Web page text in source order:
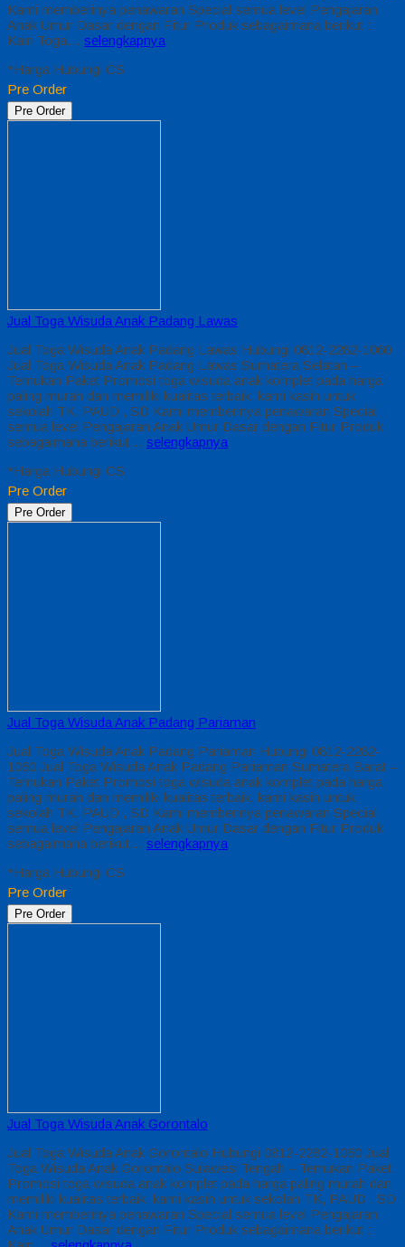
Kami memberinya penawaran Special semua level Pengajaran
Anak Umur Dasar dengan Fitur Produk sebagaimana berikut :
Kain Toga… selengkapnya
*Harga Hubungi CS
Pre Order
Pre Order
Jual Toga Wisuda Anak Padang Lawas
Jual Toga Wisuda Anak Padang Lawas Hubungi 0812-2282-1060
Jual Toga Wisuda Anak Padang Lawas Sumatera Selatan –
Temukan Paket Promosi toga wisuda anak komplet pada harga
paling murah dan memiliki kualitas terbaik, kami kasih untuk
sekolah TK, PAUD , SD Kami memberinya penawaran Special
semua level Pengajaran Anak Umur Dasar dengan Fitur Produk
sebagaimana berikut… selengkapnya
*Harga Hubungi CS
Pre Order
Pre Order
Jual Toga Wisuda Anak Padang Pariaman
Jual Toga Wisuda Anak Padang Pariaman Hubungi 0812-2282-
1060 Jual Toga Wisuda Anak Padang Pariaman Sumatera Barat –
Temukan Paket Promosi toga wisuda anak komplet pada harga
paling murah dan memiliki kualitas terbaik, kami kasih untuk
sekolah TK, PAUD , SD Kami memberinya penawaran Special
semua level Pengajaran Anak Umur Dasar dengan Fitur Produk
sebagaimana berikut… selengkapnya
*Harga Hubungi CS
Pre Order
Pre Order
Jual Toga Wisuda Anak Gorontalo
Jual Toga Wisuda Anak Gorontalo Hubungi 0812-2282-1060 Jual
Toga Wisuda Anak Gorontalo Sulawesi Tengah – Temukan Paket
Promosi toga wisuda anak komplet pada harga paling murah dan
memiliki kualitas terbaik, kami kasih untuk sekolah TK, PAUD , SD
Kami memberinya penawaran Special semua level Pengajaran
Anak Umur Dasar dengan Fitur Produk sebagaimana berikut :